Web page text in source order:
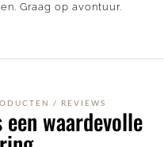
Graag op avontuur.
/ REVIEWS
waardevolle